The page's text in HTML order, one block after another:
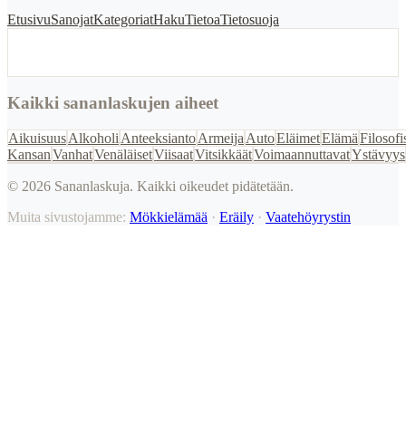
EtusivuSanojatKategoriatHakuTietoaTietosuoja
Kaikki sananlaskujen aiheet
AikuisuusAlkoholi AnteeksiantoArmeija AutoEläimetElämä
KansanVanhatVenäläisetViisaatVitsikkäätVoimaannuttavatYstävyys
© 2026 Sananlaskuja. Kaikki oikeudet pidätetään.
Muita sivustojamme: Mökkielämää · Eräily · Vaatehöyrystin